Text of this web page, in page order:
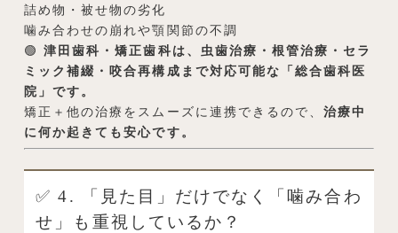
詰め物・被せ物の劣化
噛み合わせの崩れや顎関節の不調
🟢津田歯科・矯正歯科は、虫歯治療・根管治療・セラ
ミック補綴・咬合再構成まで対応可能な「総合歯科医
院」です。
矯正＋他の治療をスムーズに連携できるので、治療中
に何か起きても安心です。
✅ 4. 「見た目」だけでなく「噛み合わ
せ」も重視しているか？